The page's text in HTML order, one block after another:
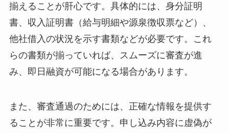
揃えることが肝心です。具体的には、身分証明
書、収入証明書（給与明細や源泉徴収票など）、
他社借入の状況を示す書類などが必要です。これ
らの書類が揃っていれば、スムーズに審査が進
み、即日融資が可能になる場合があります。
また、審査通過のためには、正確な情報を提供す
ることが非常に重要です。申し込み内容に虚偽が